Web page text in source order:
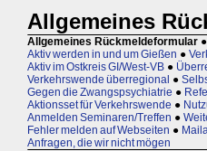
Allgemeines
Allgemeines Rückmeldeformular ●
Aktiv werden in und um Gießen ●
Aktiv im Ostkreis GI/West-VB ●
Verkehrswende überregional ●
Gegen die Zwangspsychiatrie ●
Aktionsset für Verkehrswende ●
Anmelden Seminaren/Treffen ●
Fehler melden auf Webseiten ●
Anfragen, die wir nicht mögen